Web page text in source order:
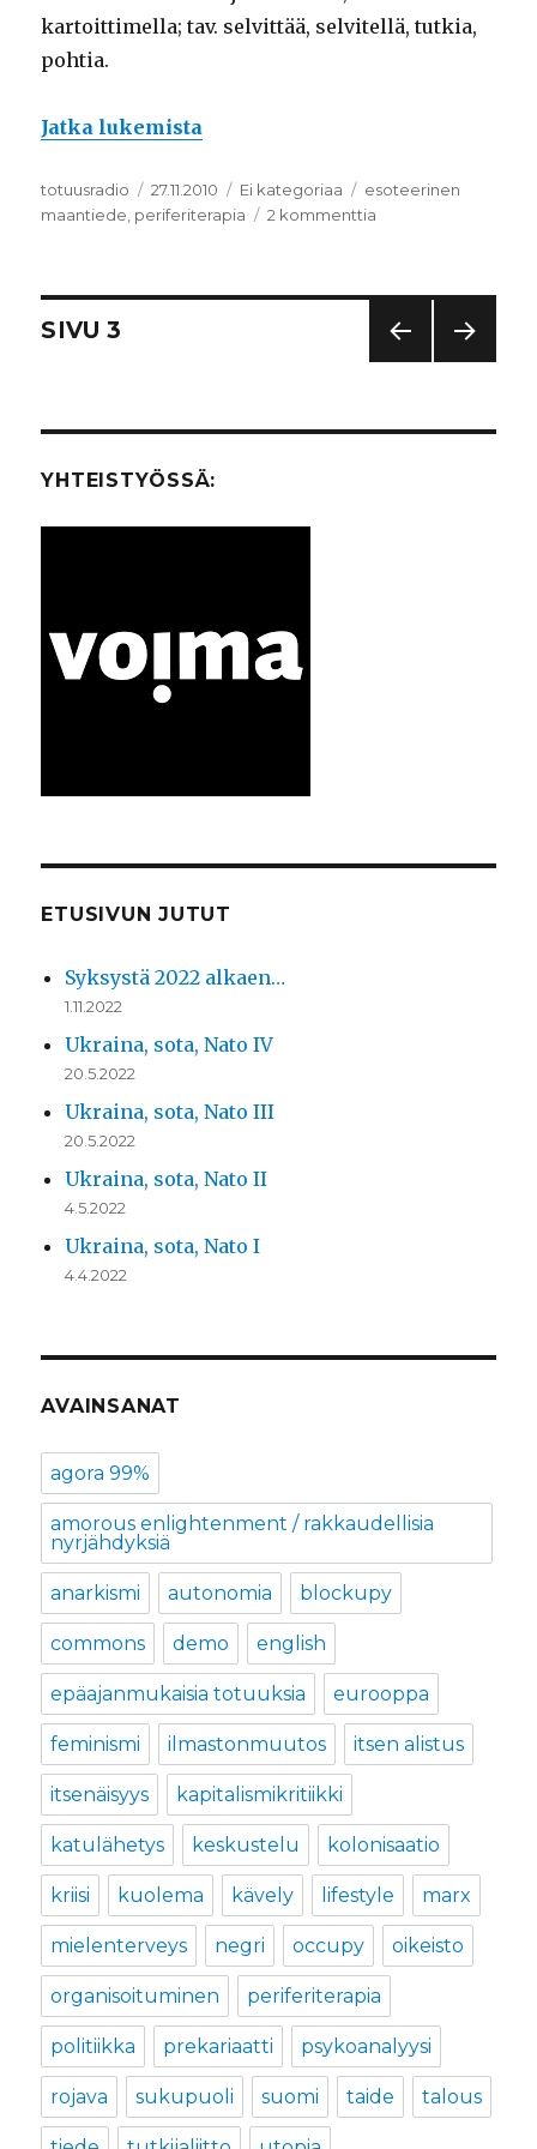
kartoittimella; tav. selvittää, selvitellä, tutkia,
pohtia.
Jatka lukemista
Kirjoittaja
totuusradio Julkaistu
27.11.2010 Kategoriat
Ei kategoriaa Avainsanat
esoteerinen
maantiede, periferiterapia 2 kommenttia
Paikallissanasto
Artikkelien
SIVU
SIVU 3
SIVU
YHTEISTYÖSSÄ:
ETUSIVUN JUTUT
Syksystä 2022 alkaen…
1.11.2022
Ukraina, sota, Nato IV
20.5.2022
Ukraina, sota, Nato III
20.5.2022
Ukraina, sota, Nato II
4.5.2022
Ukraina, sota, Nato I
4.4.2022
AVAINSANAT
agora 99%
amorous enlightenment / rakkaudellisia
nyrjähdyksiä
anarkismi autonomia blockupy
commons demo english
epäajanmukaisia totuuksia eurooppa
feminismi ilmastonmuutos itsen alistus
itsenäisyys kapitalismikritiikki
katulähetys keskustelu kolonisaatio
kriisi kuolema kävely lifestyle marx
mielenterveys negri occupy oikeisto
organisoituminen periferiterapia
politiikka prekariaatti psykoanalyysi
rojava sukupuoli suomi taide talous